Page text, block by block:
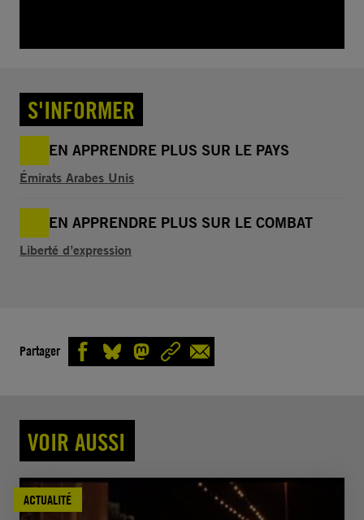
S'INFORMER
EN APPRENDRE PLUS SUR LE PAYS
Émirats Arabes Unis
EN APPRENDRE PLUS SUR LE COMBAT
Liberté d’expression
Partager
VOIR AUSSI
ACTUALITÉ